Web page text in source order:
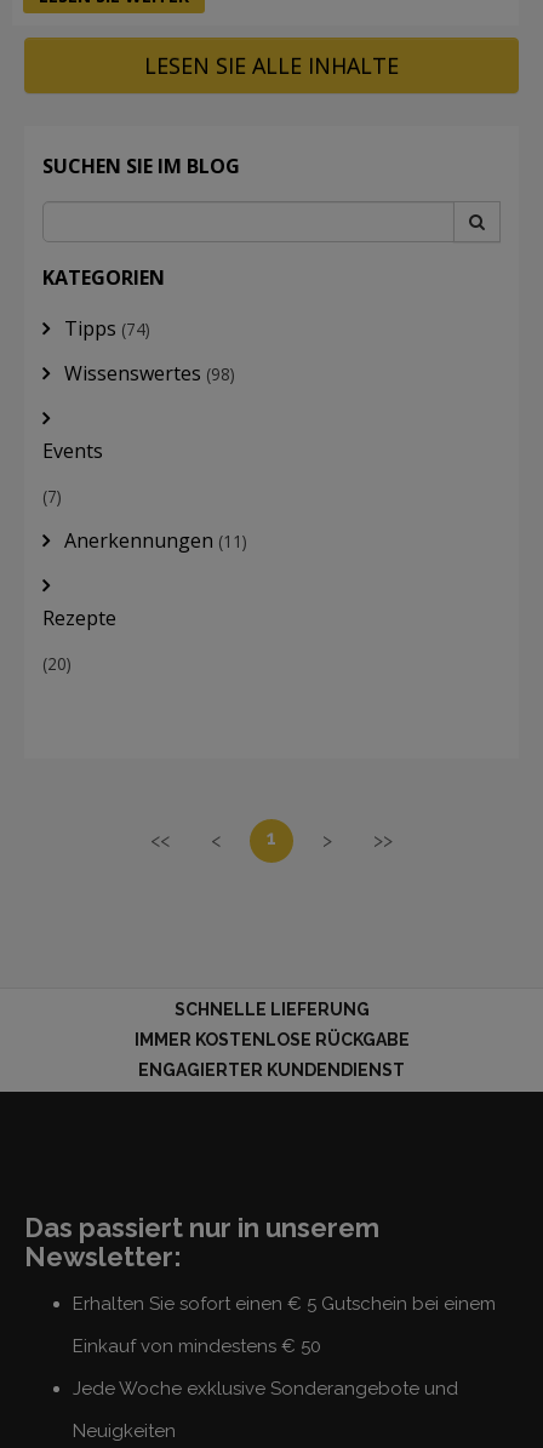
LESEN SIE ALLE INHALTE
SUCHEN SIE IM BLOG
KATEGORIEN
Tipps (74)
Wissenswertes (98)
Events
(7)
Anerkennungen (11)
Rezepte
(20)
<< < 1 > >>
SCHNELLE LIEFERUNG
IMMER KOSTENLOSE RÜCKGABE
ENGAGIERTER KUNDENDIENST
Das passiert nur in unserem
Newsletter:
Erhalten Sie sofort einen € 5 Gutschein bei einem
Einkauf von mindestens € 50
Jede Woche exklusive Sonderangebote und
Neuigkeiten